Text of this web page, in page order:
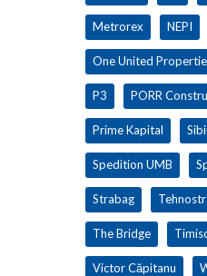
Metrorex NEPI
One United
P3 PORR
Prime Kapital
Spedition UMB
Strabag
The Bridge
Victor Căpitanu